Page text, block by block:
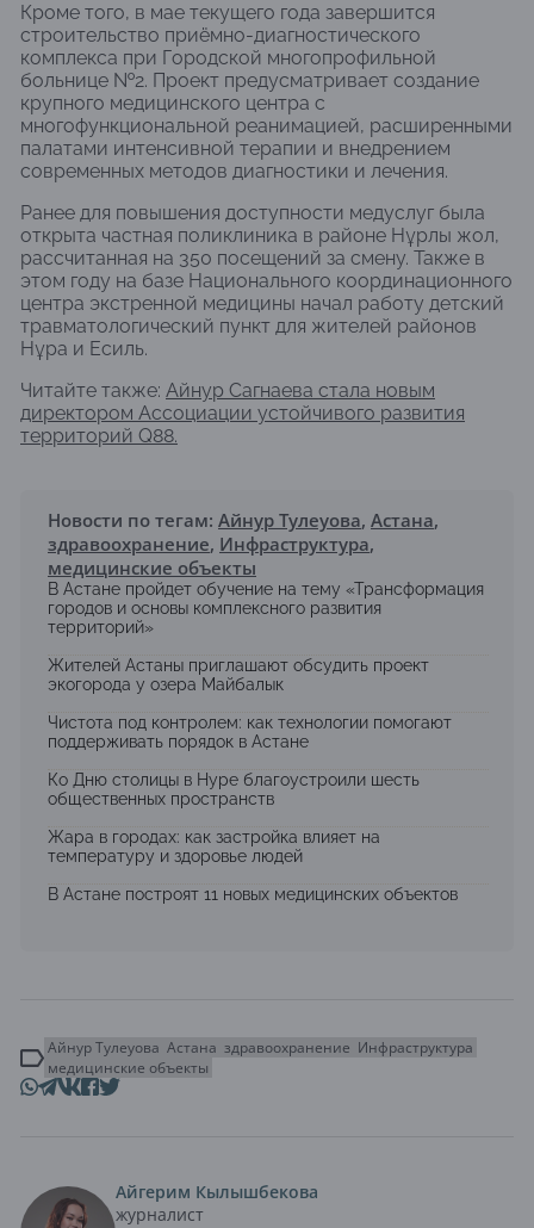
Кроме того, в мае текущего года завершится
строительство приёмно-диагностического
комплекса при Городской многопрофильной
больнице №2. Проект предусматривает создание
крупного медицинского центра с
многофункциональной реанимацией, расширенными
палатами интенсивной терапии и внедрением
современных методов диагностики и лечения.
Ранее для повышения доступности медуслуг была
открыта частная поликлиника в районе Нұрлы жол,
рассчитанная на 350 посещений за смену. Также в
этом году на базе Национального координационного
центра экстренной медицины начал работу детский
травматологический пункт для жителей районов
Нұра и Есиль.
Читайте также: Айнур Сагнаева стала новым
директором Ассоциации устойчивого развития
территорий Q88.
Новости по тегам: Айнур Тулеуова, Астана,
здравоохранение, Инфраструктура,
медицинские объекты
В Астане пройдет обучение на тему «Трансформация
городов и основы комплексного развития
территорий»
Жителей Астаны приглашают обсудить проект
экогорода у озера Майбалык
Чистота под контролем: как технологии помогают
поддерживать порядок в Астане
Ко Дню столицы в Нуре благоустроили шесть
общественных пространств
Жара в городах: как застройка влияет на
температуру и здоровье людей
В Астане построят 11 новых медицинских объектов
Айнур Тулеуова Астана здравоохранение Инфраструктура
медицинские объекты
Айгерим Кылышбекова
журналист